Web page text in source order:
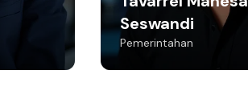
Seswandi
Pemerintahan